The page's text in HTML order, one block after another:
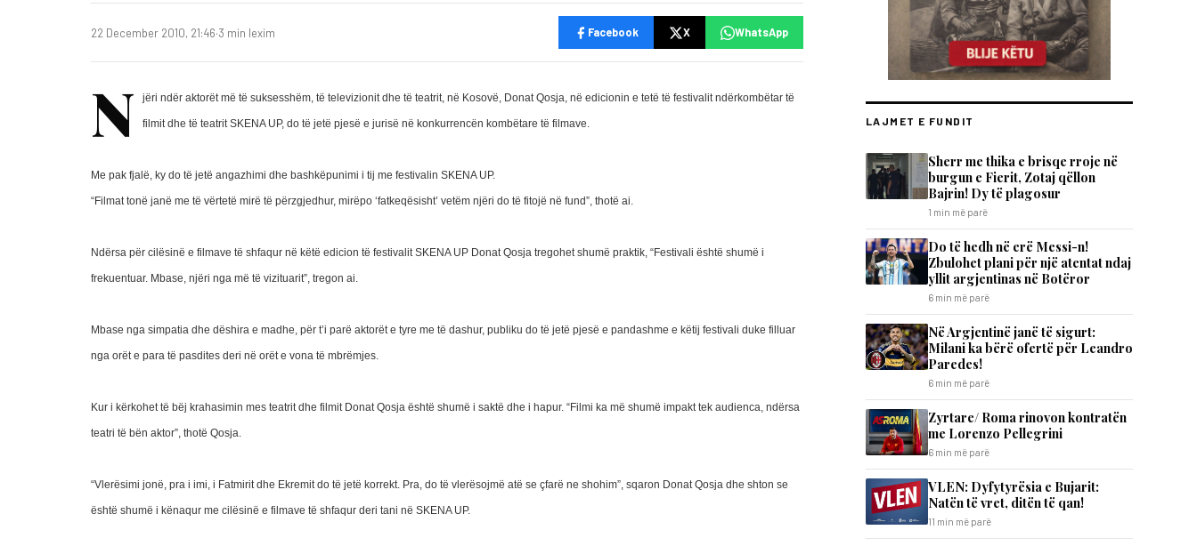
22 December 2010, 21:46·3 min lexim Facebook X WhatsApp
N jëri ndër aktorët më të suksesshëm, të televizionit dhe të teatrit, në Kosovë, Donat Qosja, në edicionin e tetë të festivalit ndërkombëtar të
filmit dhe të teatrit SKENA UP, do të jetë pjesë e jurisë në konkurrencën kombëtare të filmave.
Me pak fjalë, ky do të jetë angazhimi dhe bashkëpunimi i tij me festivalin SKENA UP.
“Filmat tonë janë me të vërtetë mirë të përzgjedhur, mirëpo ‘fatkeqësisht’ vetëm njëri do të fitojë në fund”, thotë ai.
Ndërsa për cilësinë e filmave të shfaqur në këtë edicion të festivalit SKENA UP Donat Qosja tregohet shumë praktik, “Festivali është shumë i
frekuentuar. Mbase, njëri nga më të vizituarit”, tregon ai.
Mbase nga simpatia dhe dëshira e madhe, për t’i parë aktorët e tyre me të dashur, publiku do të jetë pjesë e pandashme e këtij festivali duke filluar
nga orët e para të pasdites deri në orët e vona të mbrëmjes.
Kur i kërkohet të bëj krahasimin mes teatrit dhe filmit Donat Qosja është shumë i saktë dhe i hapur. “Filmi ka më shumë impakt tek audienca, ndërsa
teatri të bën aktor”, thotë Qosja.
“Vlerësimi jonë, pra i imi, i Fatmirit dhe Ekremit do të jetë korrekt. Pra, do të vlerësojmë atë se çfarë ne shohim”, sqaron Donat Qosja dhe shton se
është shumë i kënaqur me cilësinë e filmave të shfaqur deri tani në SKENA UP.
LAJMET E FUNDIT
Sherr me thika e brisqe rroje në
burgun e Fierit, Zotaj qëllon
Bajrin! Dy të plagosur
1 min më parë
Do të hedh në erë Messi-n!
Zbulohet plani për një atentat ndaj
yllit argjentinas në Botëror
6 min më parë
Në Argjentinë janë të sigurt:
Milani ka bërë ofertë për Leandro
Paredes!
6 min më parë
Zyrtare/ Roma rinovon kontratën
me Lorenzo Pellegrini
6 min më parë
VLEN: Dyfytyrësia e Bujarit:
Natën të vret, ditën të qan!
11 min më parë